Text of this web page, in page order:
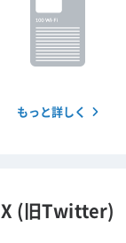
もっと詳しく
X (旧Twitter)